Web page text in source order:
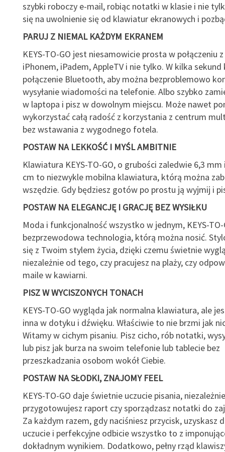
szybki roboczy e-mail, robiąc notatki w klasie i nie
się na uwolnienie się od klawiatur ekranowych i
PARUJ Z NIEMAL KAŻDYM EKRANEM
KEYS-TO-GO jest niesamowicie prosta w połączeniu
iPhonem, iPadem, AppleTV i nie tylko. W kilka
połączenie Bluetooth, aby można bezproblemowo
wysyłanie wiadomości na telefonie. Albo szybko
w laptopa i pisz w dowolnym miejscu. Może nawet
wykorzystać całą radość z korzystania z centrum
bez wstawania z wygodnego fotela.
POSTAW NA LEKKOŚĆ I MYŚL AMBITNIE
Klawiatura KEYS-TO-GO, o grubości zaledwie 6,3 mm
cm to niezwykle mobilna klawiatura, którą można
wszędzie. Gdy będziesz gotów po prostu ją wyjmij i
POSTAW NA ELEGANCJĘ I GRACJĘ BEZ WYSIŁKU
Moda i funkcjonalność wszystko w jednym, KEYS-TO-
bezprzewodowa technologia, którą można nosić.
się z Twoim stylem życia, dzięki czemu świetnie
niezależnie od tego, czy pracujesz na plaży, czy
maile w kawiarni.
PISZ W WYCISZONYCH TONACH
KEYS-TO-GO wygląda jak normalna klawiatura, ale
inna w dotyku i dźwięku. Właściwie to nie brzmi jak
Witamy w cichym pisaniu. Pisz cicho, rób notatki,
lub pisz jak burza na swoim telefonie lub tablecie bez
przeszkadzania osobom wokół Ciebie.
POSTAW NA SŁODKI, ZNAJOMY FEEL
KEYS-TO-GO daje świetnie uczucie pisania,
przygotowujesz raport czy sporządzasz notatki do
Za każdym razem, gdy naciśniesz przycisk, uzyskasz
uczucie i perfekcyjne odbicie wszystko to z
dokładnym wynikiem. Dodatkowo, pełny rząd